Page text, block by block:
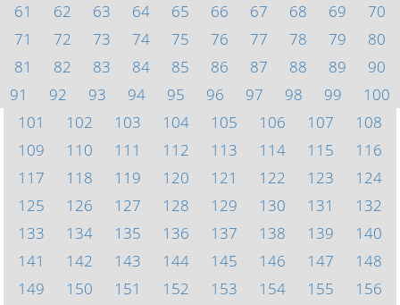
61
62 63 64 65 66 67 68 69
70
71
72 73 74 75 76 77 78 79
80
81
82 83 84 85 86 87 88 89
90
91
92 93 94 95 96 97 98 99
100
101
102 103 104 105 106 107
108
109
110 111 112 113 114 115
116
117
118 119 120 121 122 123
124
125
126 127 128 129 130 131
132
133
134 135 136 137 138 139
140
141
142 143 144 145 146 147
148
149
150 151 152 153 154 155
156